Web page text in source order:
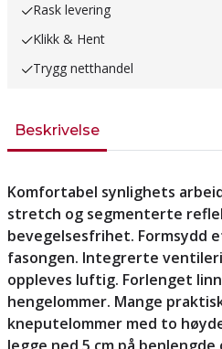
Rask levering
Klikk & Hent
Trygg netthandel
Beskrivelse
Komfortabel synlighets
stretch og segmenterte
bevegelsesfrihet. Formsydd
fasongen. Integrerte
oppleves luftig. Forlenget
hengelommer. Mange
kneputelommer med to